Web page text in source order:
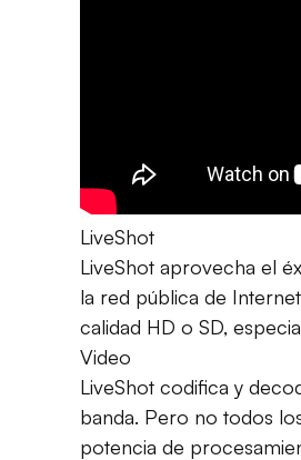
LiveShot
LiveShot aprovecha el
la red pública de
calidad HD o SD,
Video
LiveShot codifica y
banda. Pero no todos
potencia de